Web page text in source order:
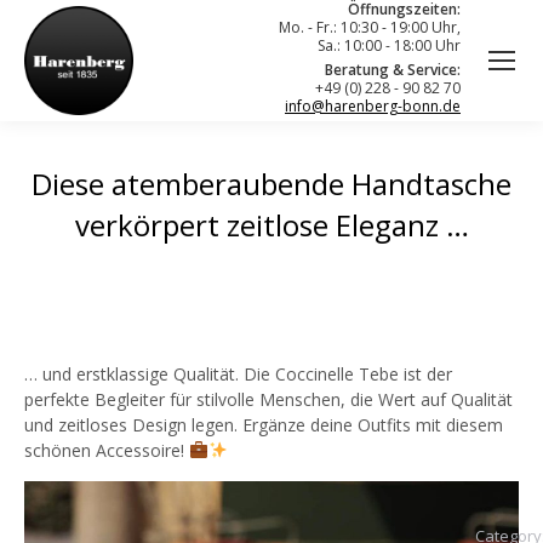
Öffnungszeiten:
Mo. - Fr.: 10:30 - 19:00 Uhr,
Sa.: 10:00 - 18:00 Uhr
Beratung & Service:
+49 (0) 228 - 90 82 70
info@harenberg-bonn.de
Diese atemberaubende Handtasche
verkörpert zeitlose Eleganz …
… und erstklassige Qualität. Die Coccinelle Tebe ist der
perfekte Begleiter für stilvolle Menschen, die Wert auf Qualität
und zeitloses Design legen. Ergänze deine Outfits mit diesem
schönen Accessoire!